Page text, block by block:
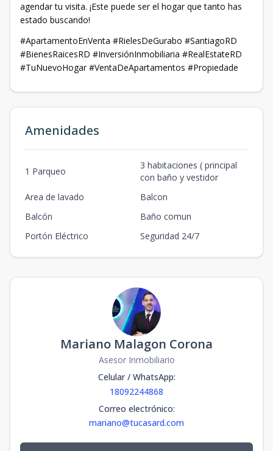
agendar tu visita. ¡Este puede ser el hogar que tanto has
estado buscando!
#ApartamentoEnVenta #RielesDeGurabo #SantiagoRD
#BienesRaicesRD #InversiónInmobiliaria #RealEstateRD
#TuNuevoHogar #VentaDeApartamentos #Propiedade
Amenidades
1 Parqueo
3 habitaciones ( principal
con baño y vestidor
Area de lavado
Balcon
Balcón
Baño comun
Portón Eléctrico
Seguridad 24/7
Mariano Malagon Corona
Asesor Inmobiliario
Celular / WhatsApp:
18092244868
Correo electrónico:
mariano@tucasard.com